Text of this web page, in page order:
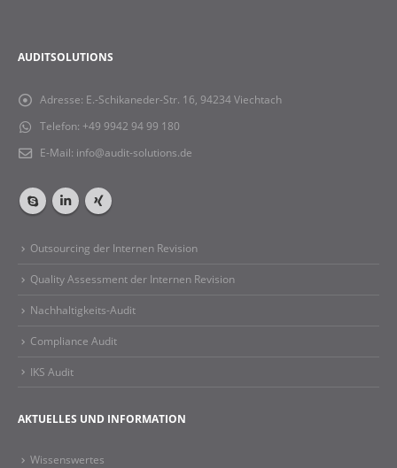
AUDITSOLUTIONS
Adresse: E.-Schikaneder-Str. 16, 94234 Viechtach
Telefon: +49 9942 94 99 180
E-Mail: info@audit-solutions.de
Outsourcing der Internen Revision
Quality Assessment der Internen Revision
Nachhaltigkeits-Audit
Compliance Audit
IKS Audit
AKTUELLES UND INFORMATION
Wissenswertes